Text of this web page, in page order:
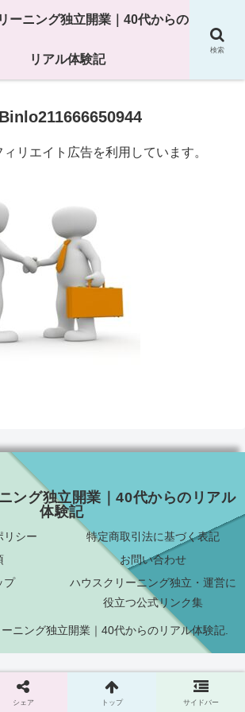
験をもとにハウスクリーニング独立の現実
リエイト広告を利用しています。
ング独立開業｜40代からのリアル
体験記
リシー
特定商取引法に基づく表記
お問い合わせ
プ
ハウスクリーニング独立・運営に
役立つ公式リンク集
ニング独立開業｜40代からのリアル体験記.
ーニング独立開業｜40代からの
リアル体験記
検索
シェア トップ サイドバー